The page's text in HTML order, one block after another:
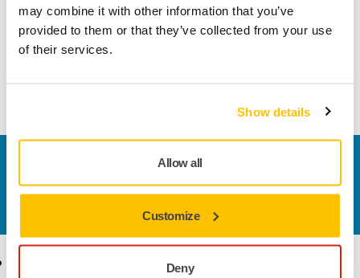
may combine it with other information that you’ve
provided to them or that they’ve collected from your use
of their services.
Show details
Allow all
Customize
Deny
Schleifen, Zwischenschleifen und Vorpolieren von
Materialien wie Hart- und Weichholz, MDF, HDF und
Melaminoberflächen.
Kontaktieren Sie uns
Sie wollen mehr über Mirka und die Produkte
Know-how